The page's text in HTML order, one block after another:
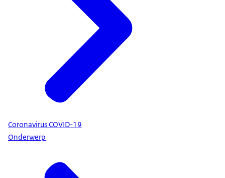
Coronavirus COVID-19
Onderwerp